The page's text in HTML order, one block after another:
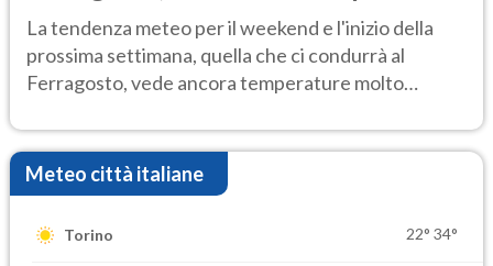
Ecco dove
La tendenza meteo per il weekend e l'inizio della
prossima settimana, quella che ci condurrà al
Ferragosto, vede ancora temperature molto
Meteo città italiane
Torino 22° 34°